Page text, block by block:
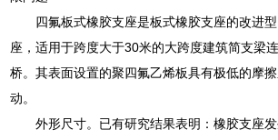
四氟板式橡胶支座是板式橡胶支座的改进
座，适用于跨度大于30米的大跨度建筑简支梁
桥。其表面设置的聚四氟乙烯板具有极低的摩
动。
外形尺寸。已有研究结果表明：橡胶支座